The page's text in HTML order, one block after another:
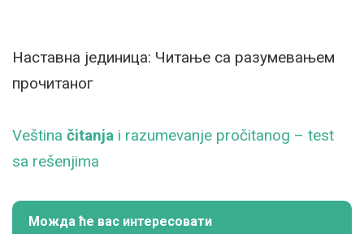
Наставна јединица: Читање са разумевањем
прочитаног
Veština čitanja i razumevanje pročitanog – test
sa rešenjima
Можда ће вас интересовати